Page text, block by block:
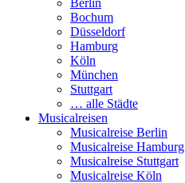
Berlin
Bochum
Düsseldorf
Hamburg
Köln
München
Stuttgart
… alle Städte
Musicalreisen
Musicalreise Berlin
Musicalreise Hamburg
Musicalreise Stuttgart
Musicalreise Köln